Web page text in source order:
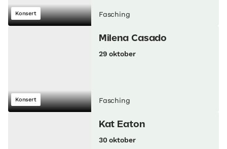
Konsert Fasching
Konsert
Milena Casado
29 oktober
Fasching
Kat Eaton
30 oktober